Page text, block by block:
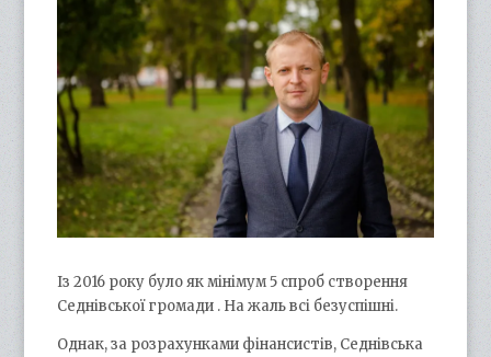
Із 2016 року було як мінімум 5 спроб створення
Седнівської громади . На жаль всі безуспішні.
Однак, за розрахунками фінансистів, Седнівська